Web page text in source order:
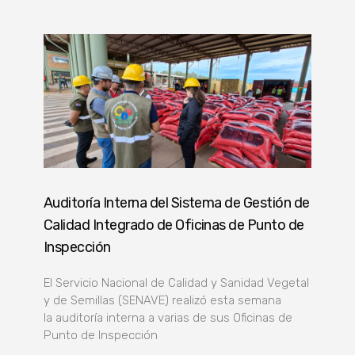
Auditoría Interna del Sistema de Gestión de
Calidad Integrado de Oficinas de Punto de
Inspección
El Servicio Nacional de Calidad y Sanidad Vegetal
y de Semillas (SENAVE) realizó esta semana
la auditoría interna a varias de sus Oficinas de
Punto de Inspección